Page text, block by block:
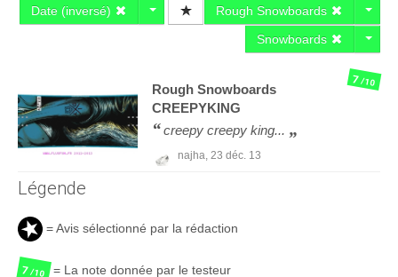
Date (inversé)
Rough Snowboards
Snowboards
Rough Snowboards
CREEPYKING
creepy creepy king...
najha, 23 déc. 13
7/10
Légende
= Avis sélectionné par la rédaction
7/10 = La note donnée par le testeur